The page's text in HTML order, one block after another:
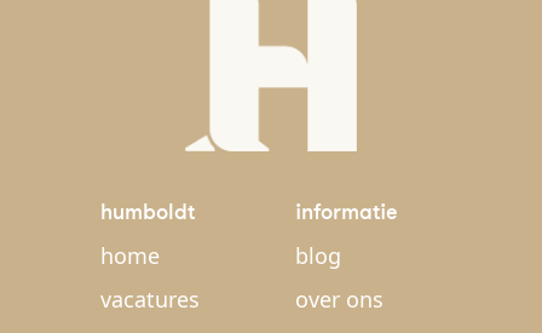
humboldt
home
vacatures
informatie
blog
over ons